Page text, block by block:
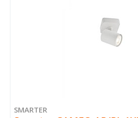
SMARTER